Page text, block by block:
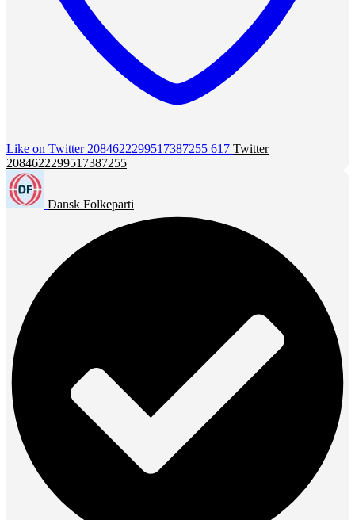
Like on Twitter 2084622299517387255 617 Twitter
2084622299517387255
Dansk Folkeparti